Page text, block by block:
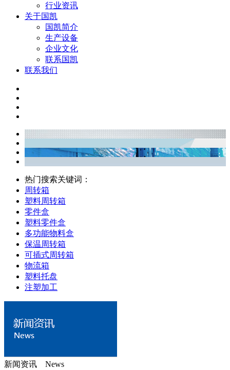
行业资讯
关于国凯
国凯简介
生产设备
企业文化
联系国凯
联系我们
热门搜索关键词：
周转箱
塑料周转箱
零件盒
塑料零件盒
多功能物料盒
保温周转箱
可插式周转箱
物流箱
塑料托盘
注塑加工
新闻资讯 News